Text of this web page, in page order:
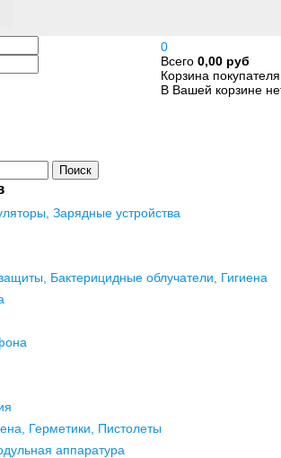
0
Всего 0,00 руб
Корзина покупателя
В Вашей корзине
Поиск
Зарядные устройства
Бактерицидные облучатели, Гигиена
Герметики, Пистолеты
аппаратура